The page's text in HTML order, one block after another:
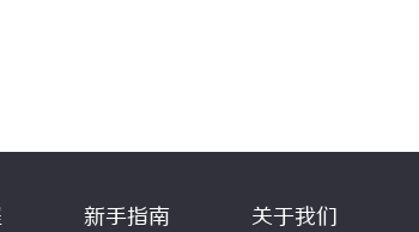
新手指南 关于我们